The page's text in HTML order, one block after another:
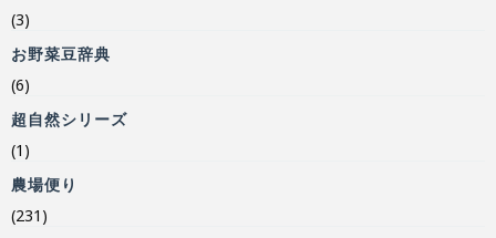
(3)
お野菜豆辞典
(6)
超自然シリーズ
(1)
農場便り
(231)